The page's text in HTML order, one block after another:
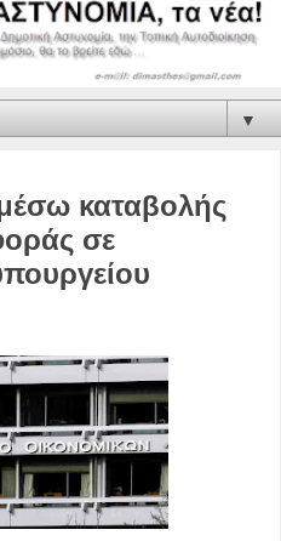
▼
καταβολής
σε